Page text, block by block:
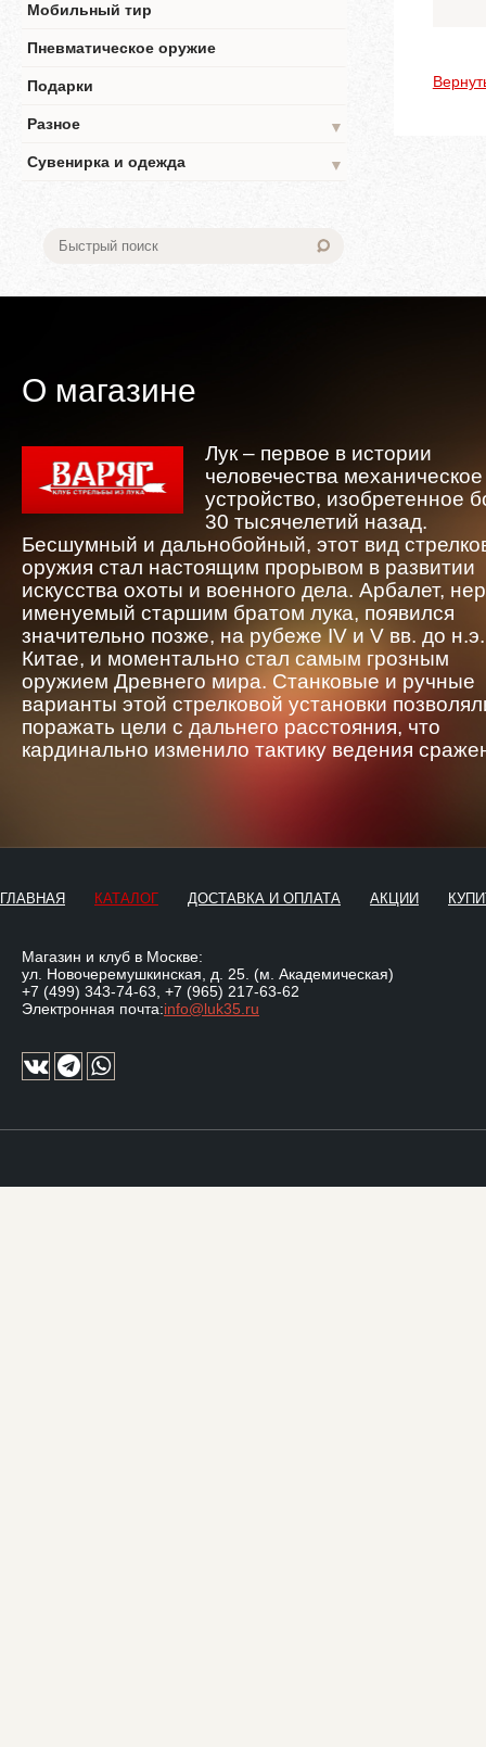
Мобильный тир
Пневматическое оружие
Подарки
Разное
▼
Сувенирка и одежда
▼
О магазине
Лук – первое в истории
человечества механическое
устройство, изобретенное
30 тысячелетий назад.
Бесшумный и дальнобойный, этот вид
оружия стал настоящим прорывом в развитии
искусства охоты и военного дела. Арбалет,
именуемый старшим братом лука, появился
значительно позже, на рубеже IV и V вв. до
Китае, и моментально стал самым грозным
оружием Древнего мира. Станковые и ручные
варианты этой стрелковой установки
поражать цели с дальнего расстояния, что
кардинально изменило тактику ведения
ГЛАВНАЯ КАТАЛОГ ДОСТАВКА И ОПЛАТА АКЦИИ
Магазин и клуб в Москве:
ул. Новочеремушкинская, д. 25. (м. Академическая)
+7 (499) 343-74-63 +7 (965) 217-63-62
Электронная почта:info@luk35.ru